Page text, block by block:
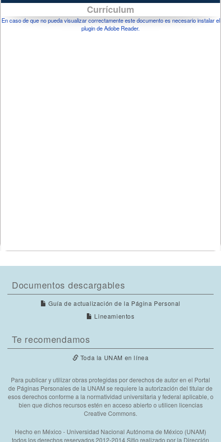
Currículum
En caso de que no pueda visualizar correctamente este documento es necesario instalar el
plugin de Adobe Reader.
Documentos descargables
Guía de actualización de la Página Personal
Lineamientos
Te recomendamos
Toda la UNAM en línea
Para publicar y utilizar obras protegidas por derechos de autor en el Portal
de Páginas Personales de la UNAM se requiere la autorización del titular de
esos derechos conforme a la normatividad universitaria y federal aplicable, o
bien que dichos recursos estén en acceso abierto o utilicen licencias
Creative Commons.
Hecho en México - Universidad Nacional Autónoma de México (UNAM)
todos los derechos reservados 2012-2014 Sitio realizado por la Dirección